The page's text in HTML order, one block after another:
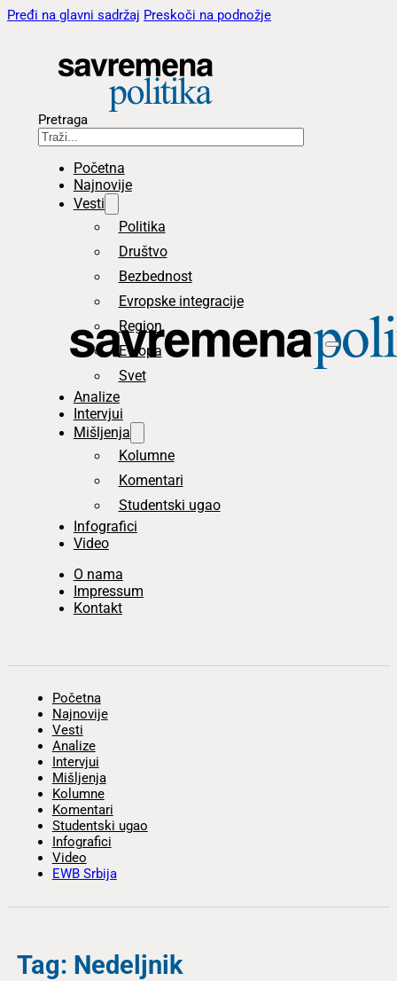
Pređi na glavni sadržaj Preskoči na podnožje
Pretraga
Početna
Najnovije
Vesti
Politika
Društvo
Bezbednost
Evropske integracije
Region
Evropa
Svet
Analize
Intervjui
Mišljenja
Kolumne
Komentari
Studentski ugao
Infografici
Video
O nama
Impressum
Kontakt
Početna
Najnovije
Vesti
Analize
Intervjui
Mišljenja
Kolumne
Komentari
Studentski ugao
Infografici
Video
EWB Srbija
Tag: Nedeljnik